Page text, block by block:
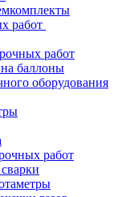
работ
работ
баллоны
оборудования
работ